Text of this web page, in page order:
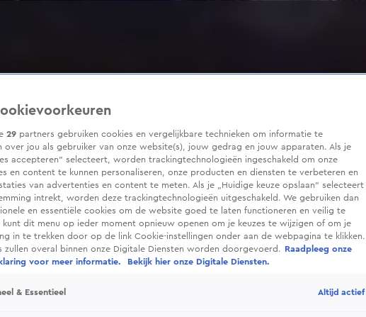
29 partners gebruiken cookies en vergelijkbare technieken om informatie te
over jou als gebruiker van onze website(s), jouw gedrag en jouw apparaten. Als je
accepteren” selecteert, worden trackingtechnologieën ingeschakeld om onze
en content te kunnen personaliseren, onze producten en diensten te verbeteren en
van advertenties en content te meten. Als je „Huidige keuze opslaan” selecteert
intrekt, worden deze trackingtechnologieën uitgeschakeld. We gebruiken dan
en essentiële cookies om de website goed te laten functioneren en veilig te
kunt dit menu op ieder moment opnieuw openen om je keuzes te wijzigen of om je
in te trekken door op de link Cookie-instellingen onder aan de webpagina te klikken.
zullen overal binnen onze Digitale Diensten worden doorgevoerd.
Raadpleeg onze
voor meer informatie.
Bekijk hier onze Digitale Diensten.
& Essentieel Altijd actief